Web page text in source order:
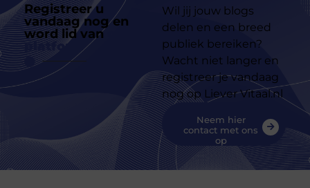
Registreer u
vandaag nog en
word lid van
platform
Wil jij jouw blogs
delen en een breed
publiek bereiken?
Wacht niet langer en
registreer je vandaag
nog op Liever Vitaal.nl
Neem hier
contact met ons
op